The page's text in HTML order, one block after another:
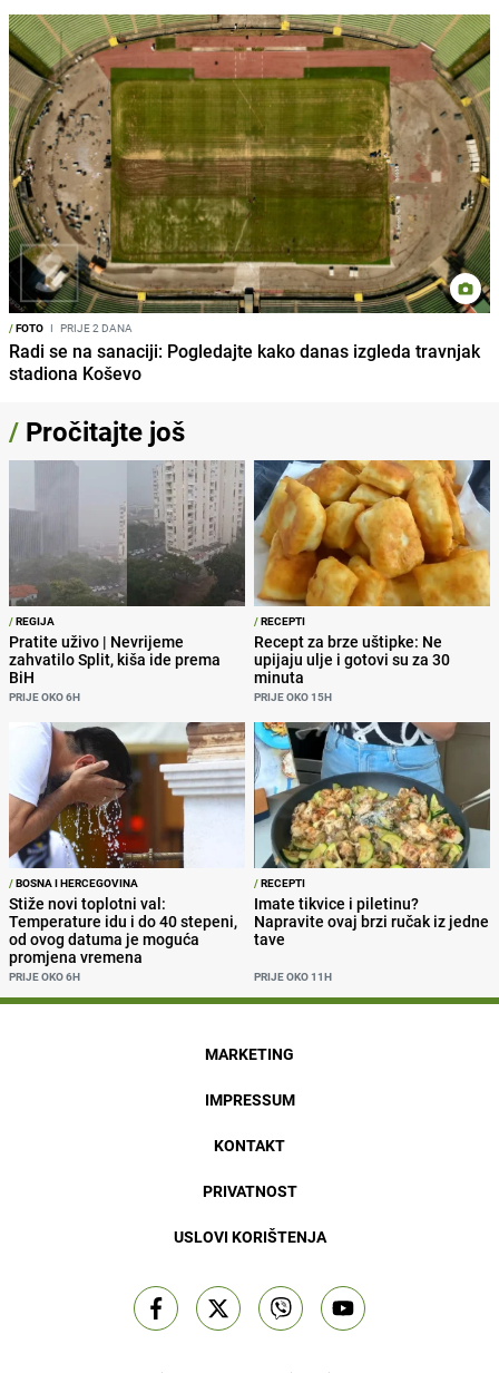
/FOTO I PRIJE 2 DANA
Radi se na sanaciji: Pogledajte kako danas izgleda travnjak
stadiona Koševo
/ Pročitajte još
/REGIJA
Pratite uživo | Nevrijeme
zahvatilo Split, kiša ide prema
BiH
PRIJE OKO 6H
/RECEPTI
Recept za brze uštipke: Ne
upijaju ulje i gotovi su za 30
minuta
PRIJE OKO 15H
/BOSNA I HERCEGOVINA
Stiže novi toplotni val:
Temperature idu i do 40 stepeni,
od ovog datuma je moguća
promjena vremena
PRIJE OKO 6H
/RECEPTI
Imate tikvice i piletinu?
Napravite ovaj brzi ručak iz jedne
tave
PRIJE OKO 11H
MARKETING
IMPRESSUM
KONTAKT
PRIVATNOST
USLOVI KORIŠTENJA